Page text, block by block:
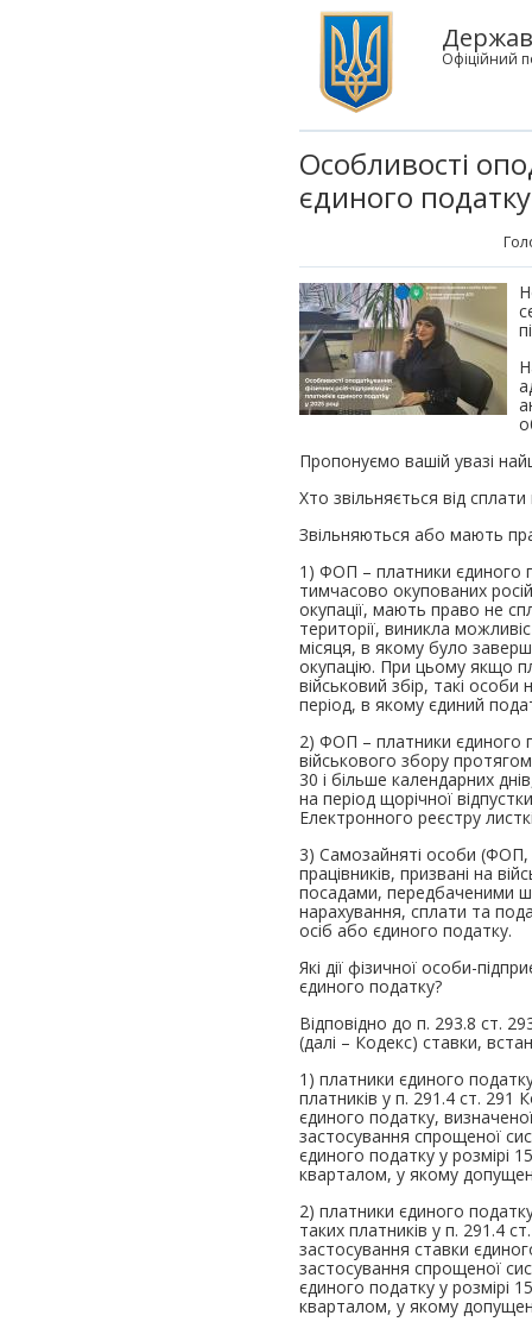
Офіційний
Особливості
єдиного
Пропонуємо вашій увазі
Хто звільняється від
Звільняються або мають
1) ФОП – платники єдиного
тимчасово окупованих
окупації, мають право не
території, виникла
місяця, в якому було
окупацію. При цьому якщо
військовий збір, такі
період, в якому єдиний
2) ФОП – платники єдиного
військового збору
30 і більше календарних
на період щорічної
Електронного реєстру
3) Самозайняті особи (ФОП,
працівників, призвані на
посадами, передбаченими
нарахування, сплати та
осіб або єдиного
Які дії фізичної особи-
єдиного податку?
Відповідно до п. 293.8 ст.
(далі – Кодекс) ставки,
1) платники єдиного
платників у п. 291.4 ст. 291
єдиного податку,
застосування спрощеної
єдиного податку у розмірі
кварталом, у якому
2) платники єдиного
таких платників у п. 291.4
застосування ставки
застосування спрощеної
єдиного податку у розмірі
кварталом, у якому